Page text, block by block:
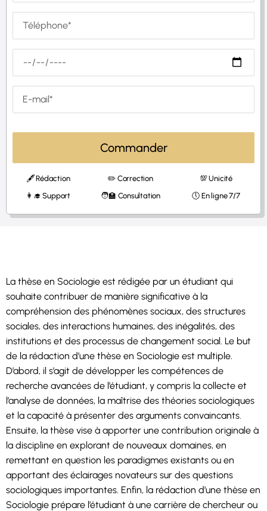
Commander
🖋 Rédaction ✏️ Correction
💯 Unicité
👩‍🎓 Support
🧑‍🏫 Consultation 🕔 En ligne 7/7
La thèse en Sociologie est rédigée par un étudiant qui
souhaite contribuer de manière significative à la
compréhension des phénomènes sociaux, des structures
sociales, des interactions humaines, des inégalités, des
institutions et des processus de changement social. Le but
de la rédaction d’une thèse en Sociologie est multiple.
D’abord, il s’agit de développer les compétences de
recherche avancées de l’étudiant, y compris la collecte et
l’analyse de données, la maîtrise des théories sociologiques
et la capacité à présenter des arguments convaincants.
Ensuite, la thèse vise à apporter une contribution originale à
la discipline en explorant de nouveaux domaines, en
remettant en question les paradigmes existants ou en
apportant des éclairages novateurs sur des questions
sociologiques importantes. Enfin, la rédaction d’une thèse en
Sociologie prépare l’étudiant à une carrière de chercheur ou